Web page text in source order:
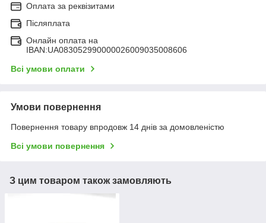
Оплата за реквізитами
Післяплата
Онлайн оплата на
IBAN:UA083052990000026009035008606
Всі умови оплати
Умови повернення
Повернення товару впродовж 14 днів за домовленістю
Всі умови повернення
З цим товаром також замовляють